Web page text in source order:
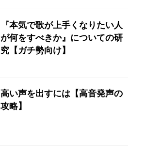
『本気で歌が上手くなりたい人
が何をすべきか』についての研
究【ガチ勢向け】
高い声を出すには【高音発声の
攻略】